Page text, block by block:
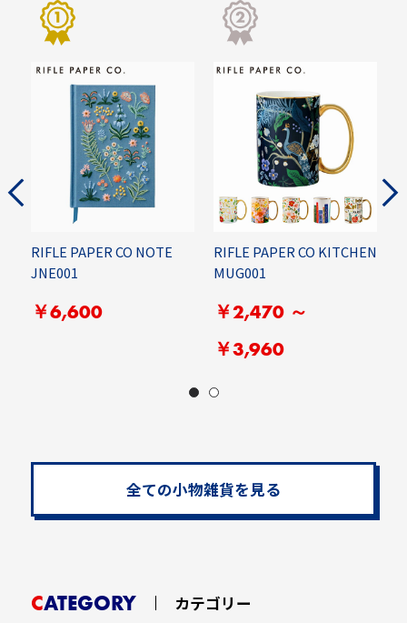
RIFLE PAPER CO NOTE
JNE001
￥6,600
RIFLE PAPER CO KITCHEN
MUG001
￥2,470 ～
￥3,960
全ての小物雑貨を見る
CATEGORY カテゴリー